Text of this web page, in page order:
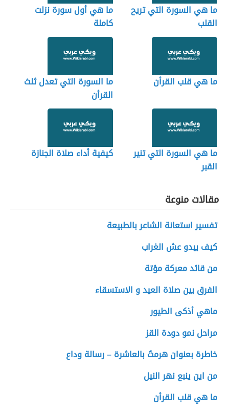
ما هي السورة التي تريح
القلب
ما هي أول سورة نزلت
كاملة
ما هي قلب القرأن
ما السورة التي تعدل ثلث
القرأن
ما هي السورة التي تنير
القبر
كيفية أداء صلاة الجنازة
مقالات منوعة
تفسير استعانة الشاعر بالطبيعة
كيف يبدو عش الغراب
من قائد معركة مؤتة
الفرق بين صلاة العيد و الاستسقاء
ماهي أذكى الطيور
مراحل نمو دودة القز
خاطرة بعنوان هرمتُ بالعاشرة – رسالة وداع
من اين ينبع نهر النيل
ما هي قلب القرأن